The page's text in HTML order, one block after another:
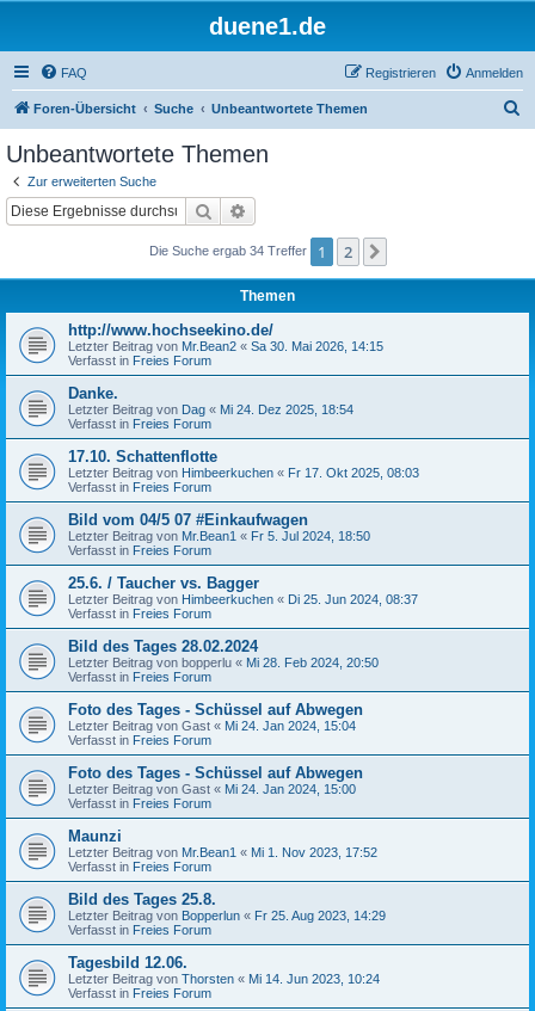
duene1.de
FAQ Anmelden
Registrieren
Foren-Übersicht Suche Unbeantwortete Themen
Unbeantwortete Themen
Zur erweiterten Suche
Suche
Die Suche ergab 34 Treffer 1 2
Themen
http://www.hochseekino.de/
Letzter Beitrag von Mr.Bean2 « Sa 30. Mai 2026, 14:15
Verfasst in Freies Forum
Danke.
Letzter Beitrag von Dag « Mi 24. Dez 2025, 18:54
Verfasst in Freies Forum
17.10. Schattenflotte
Letzter Beitrag von Himbeerkuchen « Fr 17. Okt 2025, 08:03
Verfasst in Freies Forum
Bild vom 04/5 07 #Einkaufwagen
Letzter Beitrag von Mr.Bean1 « Fr 5. Jul 2024, 18:50
Verfasst in Freies Forum
25.6. / Taucher vs. Bagger
Letzter Beitrag von Himbeerkuchen « Di 25. Jun 2024, 08:37
Verfasst in Freies Forum
Bild des Tages 28.02.2024
Letzter Beitrag von bopperlu « Mi 28. Feb 2024, 20:50
Verfasst in Freies Forum
Foto des Tages - Schüssel auf Abwegen
Letzter Beitrag von Gast « Mi 24. Jan 2024, 15:04
Verfasst in Freies Forum
Foto des Tages - Schüssel auf Abwegen
Letzter Beitrag von Gast « Mi 24. Jan 2024, 15:00
Verfasst in Freies Forum
Maunzi
Letzter Beitrag von Mr.Bean1 « Mi 1. Nov 2023, 17:52
Verfasst in Freies Forum
Bild des Tages 25.8.
Letzter Beitrag von Bopperlun « Fr 25. Aug 2023, 14:29
Verfasst in Freies Forum
Tagesbild 12.06.
Letzter Beitrag von Thorsten « Mi 14. Jun 2023, 10:24
Verfasst in Freies Forum